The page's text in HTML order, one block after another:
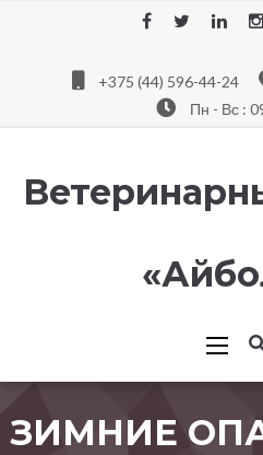
+375 (44) 596-44-24
Пн - Вс :
ЗИМНИЕ